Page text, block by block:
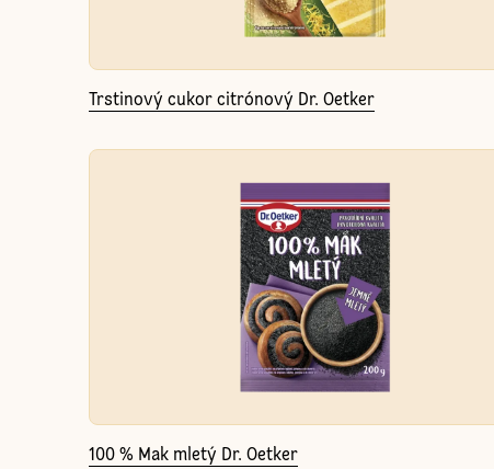
Trstinový cukor citrónový Dr. Oetker
100 % Mak mletý Dr. Oetker